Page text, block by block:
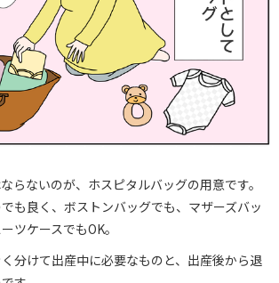
らないのが、ホスピタルバッグの用意です。
も良く、ボストンバッグでも、マザーズバッ
ツケースでもOK。
分けて出産中に必要なものと、出産後から退